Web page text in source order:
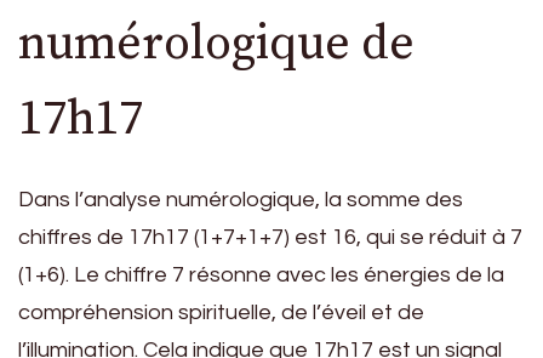
numérologique de
17h17
Dans l’analyse numérologique, la somme des
chiffres de 17h17 (1+7+1+7) est 16, qui se réduit à 7
(1+6). Le chiffre 7 résonne avec les énergies de la
compréhension spirituelle, de l’éveil et de
l’illumination. Cela indique que 17h17 est un signal